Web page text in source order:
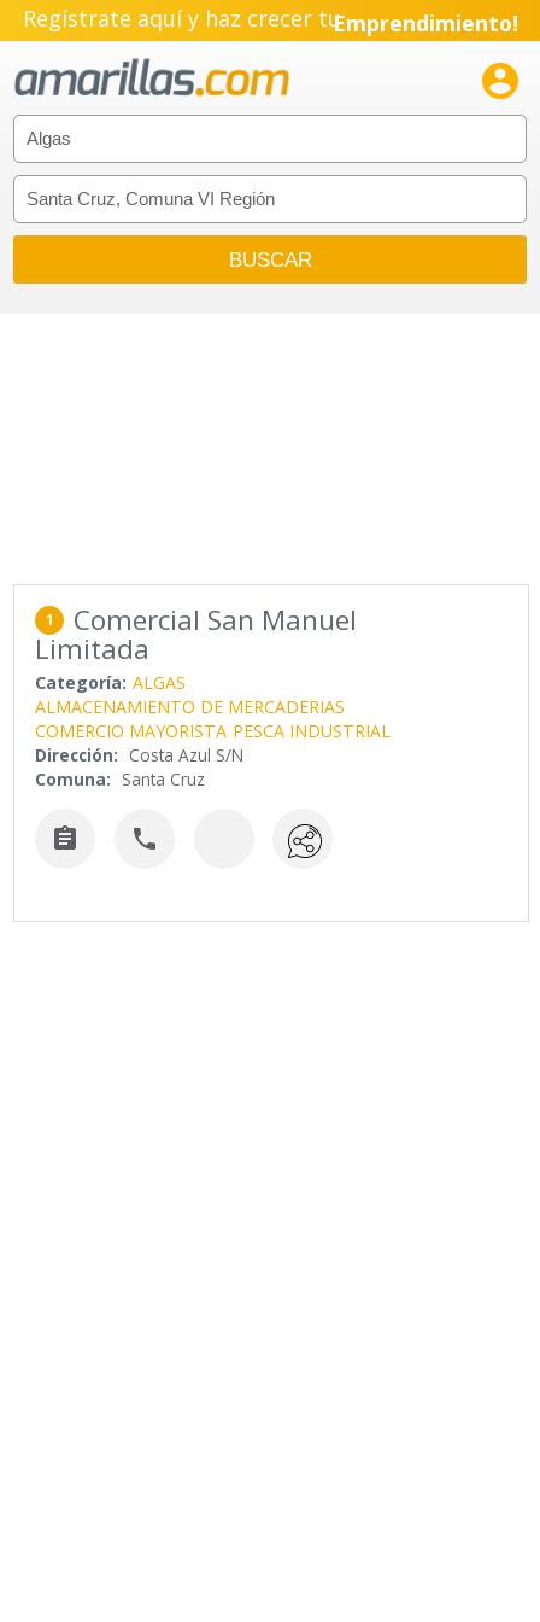
Regístrate aquí y haz crecer tuEmprendimiento!

1 Comercial San Manuel
Limitada
Categoría: ALGAS
ALMACENAMIENTO DE MERCADERIAS
COMERCIO MAYORISTA PESCA INDUSTRIAL
Dirección: Costa Azul S/N
Comuna: Santa Cruz
 